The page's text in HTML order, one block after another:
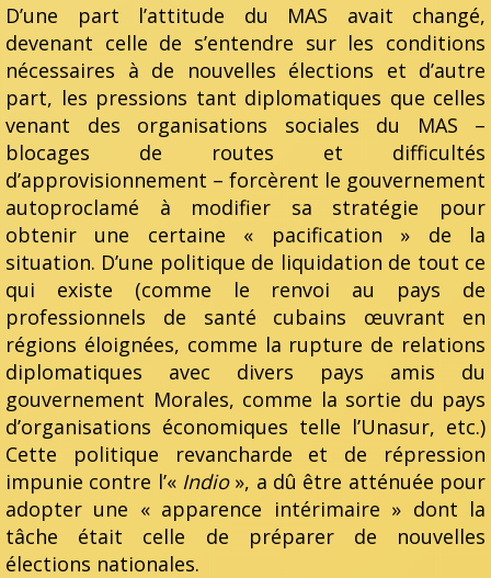
D’une part l’attitude du MAS avait changé,
devenant celle de s’entendre sur les conditions
nécessaires à de nouvelles élections et d’autre
part, les pressions tant diplomatiques que celles
venant des organisations sociales du MAS –
blocages de routes et difficultés
d’approvisionnement – forcèrent le gouvernement
autoproclamé à modifier sa stratégie pour
obtenir une certaine « pacification » de la
situation. D’une politique de liquidation de tout ce
qui existe (comme le renvoi au pays de
professionnels de santé cubains œuvrant en
régions éloignées, comme la rupture de relations
diplomatiques avec divers pays amis du
gouvernement Morales, comme la sortie du pays
d’organisations économiques telle l’Unasur, etc.)
Cette politique revancharde et de répression
impunie contre l’« Indio», a dû être atténuée pour
adopter une « apparence intérimaire » dont la
tâche était celle de préparer de nouvelles
élections nationales.